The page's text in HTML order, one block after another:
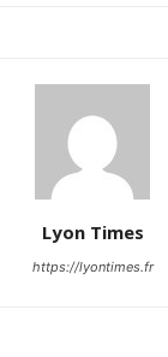
Lyon Times
https://lyontimes.fr